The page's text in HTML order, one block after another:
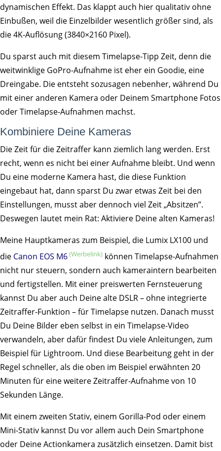
dynamischen Effekt. Das klappt auch hier qualitativ ohne
Einbußen, weil die Einzelbilder wesentlich größer sind, als
die 4K-Auflösung (3840×2160 Pixel).
Du sparst auch mit diesem Timelapse-Tipp Zeit, denn die
weitwinklige GoPro-Aufnahme ist eher ein Goodie, eine
Dreingabe. Die entsteht sozusagen nebenher, während Du
mit einer anderen Kamera oder Deinem Smartphone Fotos
oder Timelapse-Aufnahmen machst.
Kombiniere Deine Kameras
Die Zeit für die Zeitraffer kann ziemlich lang werden. Erst
recht, wenn es nicht bei einer Aufnahme bleibt. Und wenn
Du eine moderne Kamera hast, die diese Funktion
eingebaut hat, dann sparst Du zwar etwas Zeit bei den
Einstellungen, musst aber dennoch viel Zeit „Absitzen”.
Deswegen lautet mein Rat: Aktiviere Deine alten Kameras!
Meine Hauptkameras zum Beispiel, die Lumix LX100 und
die Canon EOS M6
können Timelapse-Aufnahmen
nicht nur steuern, sondern auch kameraintern bearbeiten
und fertigstellen. Mit einer preiswerten Fernsteuerung
kannst Du aber auch Deine alte DSLR – ohne integrierte
Zeitraffer-Funktion – für Timelapse nutzen. Danach musst
Du Deine Bilder eben selbst in ein Timelapse-Video
verwandeln, aber dafür findest Du viele Anleitungen, zum
Beispiel für Lightroom. Und diese Bearbeitung geht in der
Regel schneller, als die oben im Beispiel erwähnten 20
Minuten für eine weitere Zeitraffer-Aufnahme von 10
Sekunden Länge.
Mit einem zweiten Stativ, einem Gorilla-Pod oder einem
Mini-Stativ kannst Du vor allem auch Dein Smartphone
oder Deine Actionkamera zusätzlich einsetzen. Damit bist